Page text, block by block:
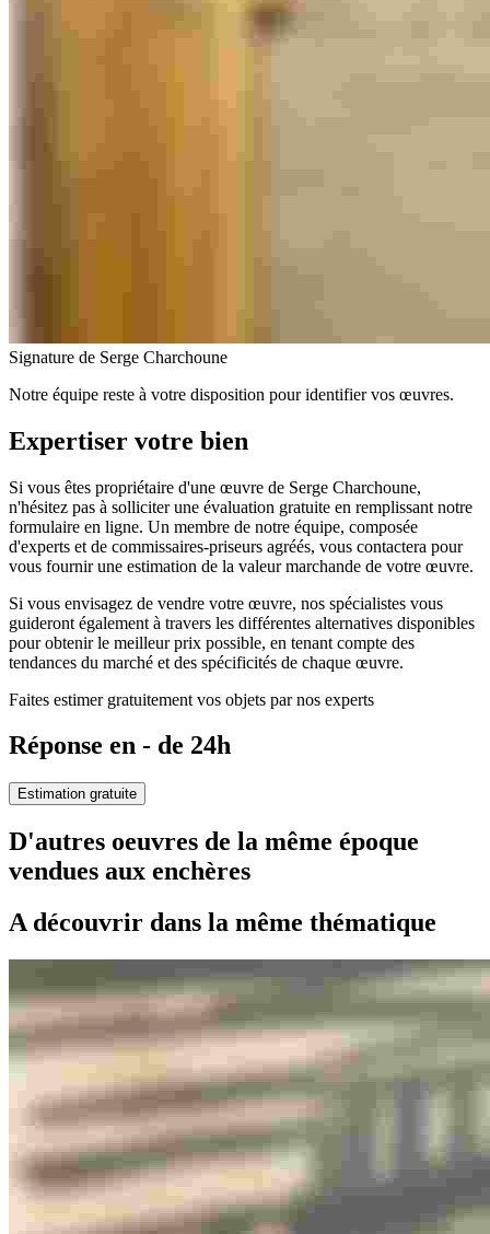
Signature de Serge Charchoune
Notre équipe reste à votre disposition pour identifier vos œuvres.
Expertiser votre bien
Si vous êtes propriétaire d'une œuvre de Serge Charchoune,
n'hésitez pas à solliciter une évaluation gratuite en remplissant notre
formulaire en ligne. Un membre de notre équipe, composée
d'experts et de commissaires-priseurs agréés, vous contactera pour
vous fournir une estimation de la valeur marchande de votre œuvre.
Si vous envisagez de vendre votre œuvre, nos spécialistes vous
guideront également à travers les différentes alternatives disponibles
pour obtenir le meilleur prix possible, en tenant compte des
tendances du marché et des spécificités de chaque œuvre.
Faites estimer gratuitement vos objets par nos experts
Réponse en - de 24h
Estimation gratuite
D'autres oeuvres de la même époque
vendues aux enchères
A découvrir dans la même thématique